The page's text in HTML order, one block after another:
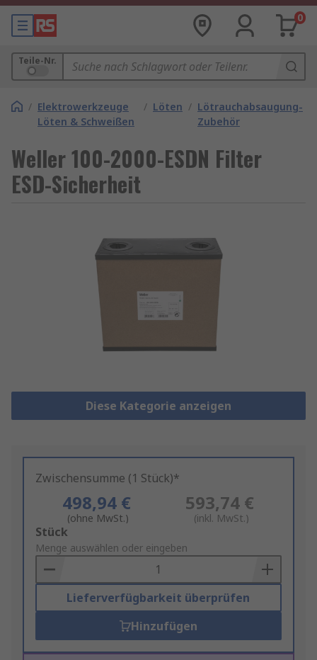
0
Teile-Nr.
/ Elektrowerkzeuge
Löten & Schweißen
/ Löten / Lötrauchabsaugung-
Zubehör
Weller 100-2000-ESDN Filter
ESD-Sicherheit
Diese Kategorie anzeigen
Zwischensumme (1 Stück)*
498,94 €
(ohne MwSt.)
593,74 €
(inkl. MwSt.)
Add
to
Basket
Stück
Menge auswählen oder eingeben
Lieferverfügbarkeit überprüfen
Hinzufügen